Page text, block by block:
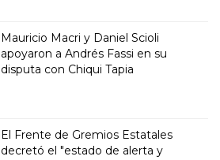
Mauricio Macri y Daniel Scioli
apoyaron a Andrés Fassi en su
disputa con Chiqui Tapia
El Frente de Gremios Estatales
decretó el "estado de alerta y